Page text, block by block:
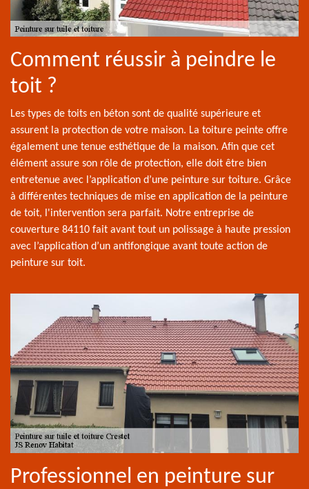
Comment réussir à peindre le
toit ?
Les types de toits en béton sont de qualité supérieure et
assurent la protection de votre maison. La toiture peinte offre
également une tenue esthétique de la maison. Afin que cet
élément assure son rôle de protection, elle doit être bien
entretenue avec l’application d’une peinture sur toiture. Grâce
à différentes techniques de mise en application de la peinture
de toit, l'intervention sera parfait. Notre entreprise de
couverture 84110 fait avant tout un polissage à haute pression
avec l’application d’un antifongique avant toute action de
peinture sur toit.
Professionnel en peinture sur